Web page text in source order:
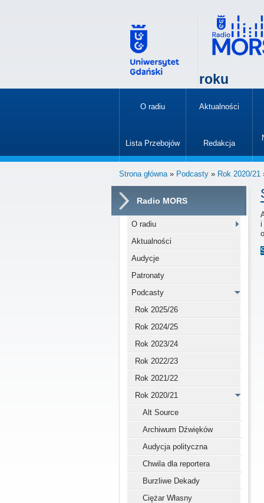
roku
O radiu Aktualności
Lista Przebojów Redakcja
Strona główna» Podcasty » Rok 2020/21
Radio MORS
O radiu
Aktualności
Audycje
Patronaty
Podcasty
Rok 2025/26
Rok 2024/25
Rok 2023/24
Rok 2022/23
Rok 2021/22
Rok 2020/21
Alt Source
Archiwum Dźwięków
Audycja polityczna
Chwila dla reportera
Burzliwe Dekady
Ciężar Własny
i